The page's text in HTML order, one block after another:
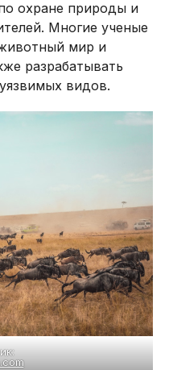
охране природы и
Многие ученые
мир и
разрабатывать
видов.